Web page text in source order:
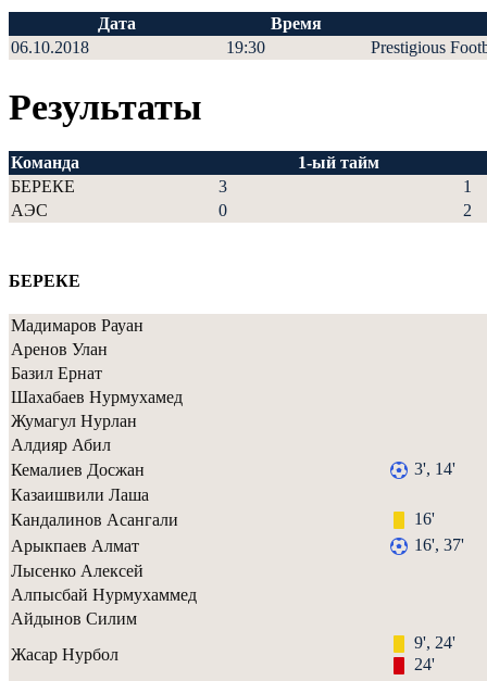
Дата
Время
06.10.2018
19:30 Prestigious
Результаты
Команда
1-ый тайм
БЕРЕКЕ
3
1
АЭС
0 2
БЕРЕКЕ
Мадимаров Рауан
Аренов Улан
Базил Ернат
Шахабаев Нурмухамед
Жумагул Нурлан
Алдияр Абил
Кемалиев Досжан
3', 14'
Казаишвили Лаша
Кандалинов Асангали
16'
Арыкпаев Алмат
16', 37'
Лысенко Алексей
Алпысбай Нурмухаммед
Айдынов Силим
Жасар Нурбол
9', 24'
24'